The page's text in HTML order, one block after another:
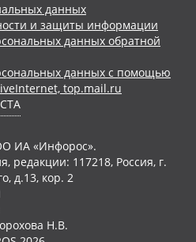
данных
и защиты информации
данных обратной
данных с помощью
top.mail.ru
ИА «Инфорос».
редакции: 117218, Россия, г.
д.13, кор. 2
Н.В.